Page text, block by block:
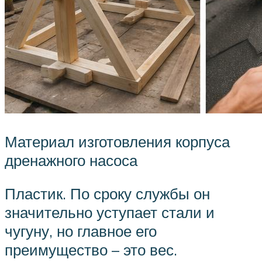
Материал изготовления корпуса
дренажного насоса
Пластик. По сроку службы он
значительно уступает стали и
чугуну, но главное его
преимущество – это вес.